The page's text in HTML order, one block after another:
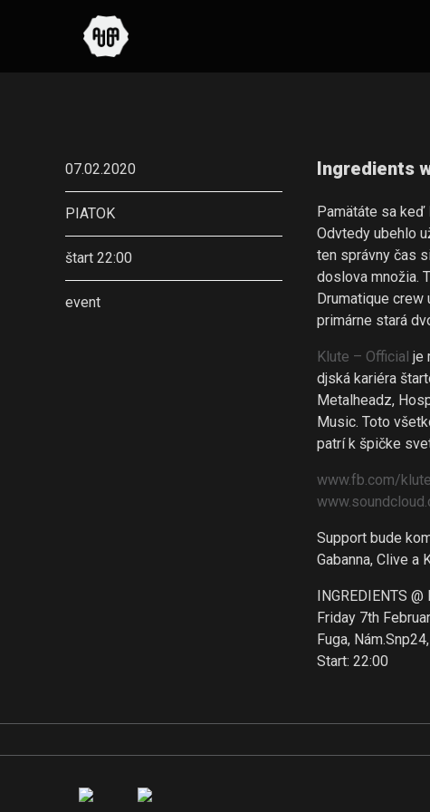
07.02.2020
PIATOK
štart 22:00
event
Ingredients
Pamätáte sa keď
Odvtedy ubehlo
ten správny čas
doslova množia.
Drumatique crew
primárne stará
Klute – Official je
djská kariéra
Metalheadz,
Music. Toto
patrí k špičke
www.fb.com/
Support bude
Gabanna, Clive a
INGREDIENTS @
Friday 7th
Fuga,
Start: 22:00